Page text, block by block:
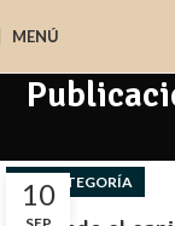
MENÚ
10
SIN CATEGORÍA